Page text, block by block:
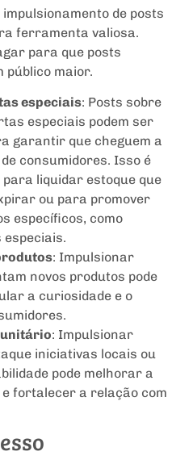
de posts
ferramenta valiosa.
para que posts
público maior.
especiais: Posts sobre
especiais podem ser
garantir que cheguem a
consumidores. Isso é
liquidar estoque que
ou para promover
específicos, como
especiais.
: Impulsionar
novos produtos pode
a curiosidade e o
: Impulsionar
iniciativas locais ou
pode melhorar a
fortalecer a relação com